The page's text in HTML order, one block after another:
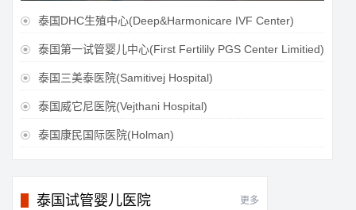
 泰国DHC生殖中心(Deep&Harmonicare IVF Center)
 泰国第一试管婴儿中心(First Fertilily PGS Center Limitied)
 泰国三美泰医院(Samitivej Hospital)
 泰国威它尼医院(Vejthani Hospital)
 泰国康民国际医院(Holman)
泰国试管婴儿医院 更多